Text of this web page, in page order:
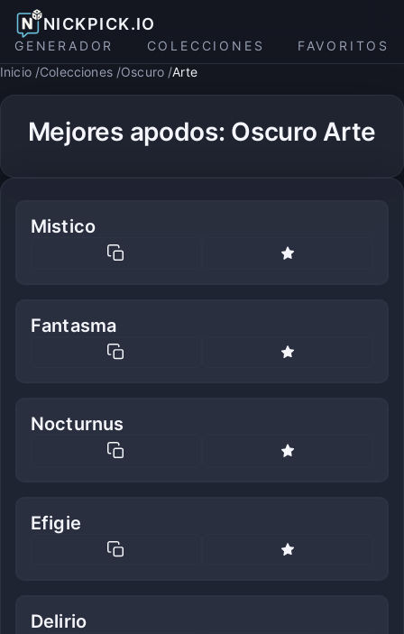
NICKPICK.IO
GENERADOR COLECCIONES
FAVORITOS
Inicio Colecciones Oscuro Arte
Mejores apodos: Oscuro Arte
Mistico
Fantasma
Nocturnus
Efigie
Delirio